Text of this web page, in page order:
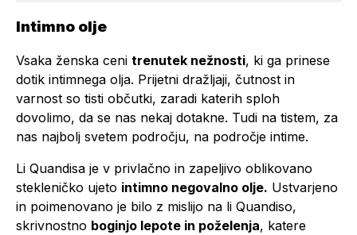
Intimno olje
Vsaka ženska ceni trenutek nežnosti, ki ga prinese
dotik intimnega olja. Prijetni dražljaji, čutnost in
varnost so tisti občutki, zaradi katerih sploh
dovolimo, da se nas nekaj dotakne. Tudi na tistem, za
nas najbolj svetem področju, na področje intime.
Li Quandisa je v privlačno in zapeljivo oblikovano
stekleničko ujeto intimno negovalno olje. Ustvarjeno
in poimenovano je bilo z mislijo na li Quandiso,
skrivnostno boginjo lepote in poželenja, katere